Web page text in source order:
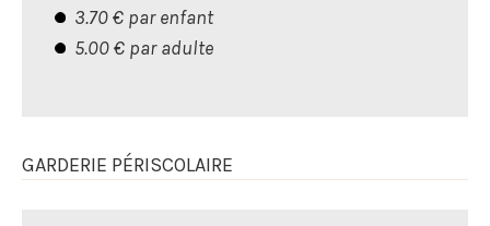
3.70 € par enfant
5.00 € par adulte
GARDERIE PÉRISCOLAIRE